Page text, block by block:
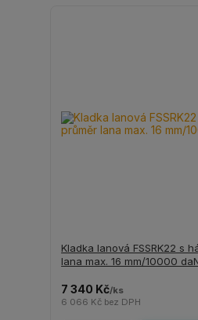
Kladka lanová FSSRK22 s
lana max. 16 mm/10000
7 340 Kč/ks
6 066 Kč bez DPH